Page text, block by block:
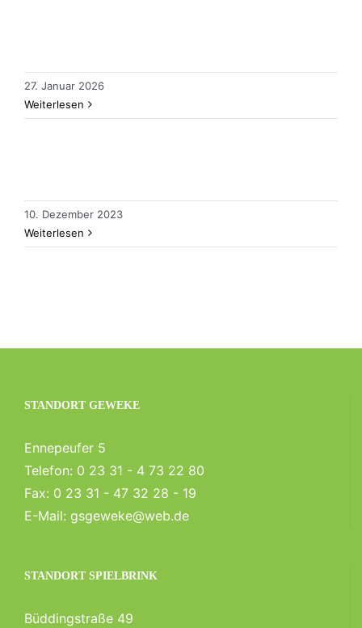
27. Januar 2026
Weiterlesen
10. Dezember 2023
Weiterlesen
STANDORT GEWEKE
Ennepeufer 5
Telefon: 0 23 31 - 4 73 22 80
Fax: 0 23 31 - 47 32 28 - 19
E-Mail: gsgeweke@web.de
STANDORT SPIELBRINK
Büddingstraße 49